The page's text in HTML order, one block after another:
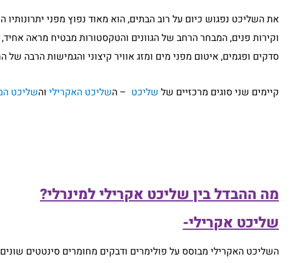
את השליכט נפגוש כיום על רוב הבתים, הוא מאוד נפוץ מפני
וקירות פנים, המבחר הרחב של הגוונים והטקסטורות מבטיח מראה
סדקים ופגמים, איטום מפני מים ומזג אוויר קיצוני והגמישות הרבה
קיימים שני סוגים מרכזיים של שליכט – השליכט האקרילי והשליכט
מה ההבדל בין שליכט אקרילי למינרלי?
שליכט אקרילי-
השליכט האקרילי מבוסס על פולימרים ודבקים מחומרים סינטטים